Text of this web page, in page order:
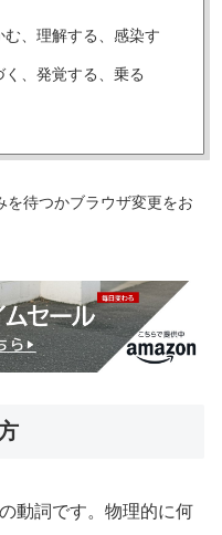
、理解する、感染す
、発覚する、乗る
待つかブラウザ変更をお
動詞です。物理的に何